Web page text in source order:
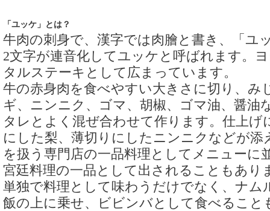
「ユッケ」とは？
牛肉の刺身で、漢字では肉膾と書き、「ユ
2文字が連音化してユッケと呼ばれます。
タルステーキとして広まっています。
牛の赤身肉を食べやすい大きさに切り、み
ギ、ニンニク、ゴマ、胡椒、ゴマ油、醤油
タレとよく混ぜ合わせて作ります。仕上げ
にした梨、薄切りにしたニンニクなどが添
を扱う専門店の一品料理としてメニューに
宮廷料理の一品として出されることもあり
単独で料理として味わうだけでなく、ナム
飯の上に乗せ、ビビンバとして食べること